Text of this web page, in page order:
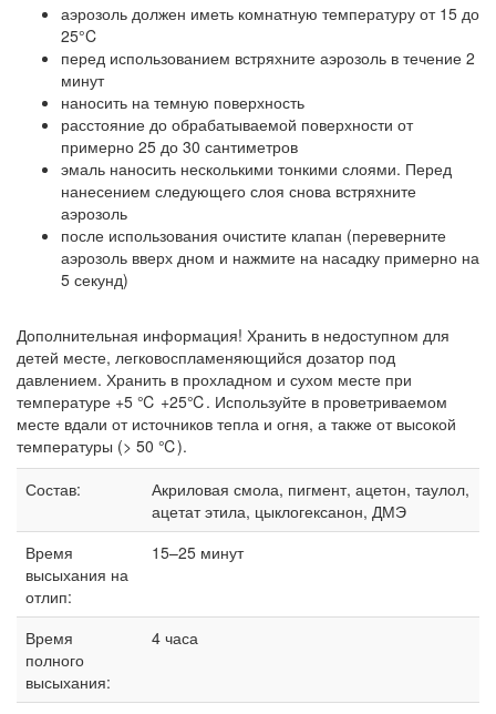
аэрозоль должен иметь комнатную температуру от 15 до
25°C
перед использованием встряхните аэрозоль в течение 2
минут
наносить на темную поверхность
расстояние до обрабатываемой поверхности от
примерно 25 до 30 сантиметров
эмаль наносить несколькими тонкими слоями. Перед
нанесением следующего слоя снова встряхните
аэрозоль
после использования очистите клапан (переверните
аэрозоль вверх дном и нажмите на насадку примерно на
5 секунд)
Дополнительная информация! Хранить в недоступном для
детей месте, легковоспламеняющийся дозатор под
давлением. Хранить в прохладном и сухом месте при
температуре +5 ℃ +25℃. Используйте в проветриваемом
месте вдали от источников тепла и огня, а также от высокой
температуры (> 50 ℃).
Состав:
Акриловая смола, пигмент, ацетон, таулол,
ацетат этила, цыклогексанон, ДМЭ
Время
высыхания на
отлип:
15–25 минут
Время
полного
высыхания:
4 часа